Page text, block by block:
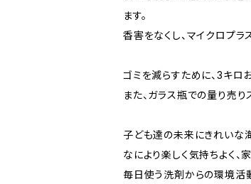
ます。
香害をなくし、マイクロプラ
ゴミを減らすために、3キロ
また、ガラス瓶での量り売り
子ども達の未来にきれいな
なにより楽しく気持ちよく、
毎日使う洗剤からの環境活